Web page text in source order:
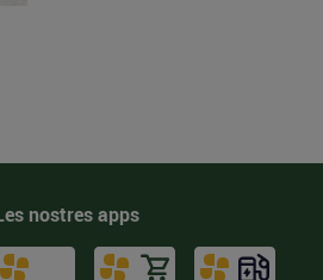
nostres apps